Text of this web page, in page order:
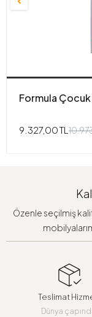
Formula
9.327,00 TL
Özenle seçilmiş
Teslimat
Dünya